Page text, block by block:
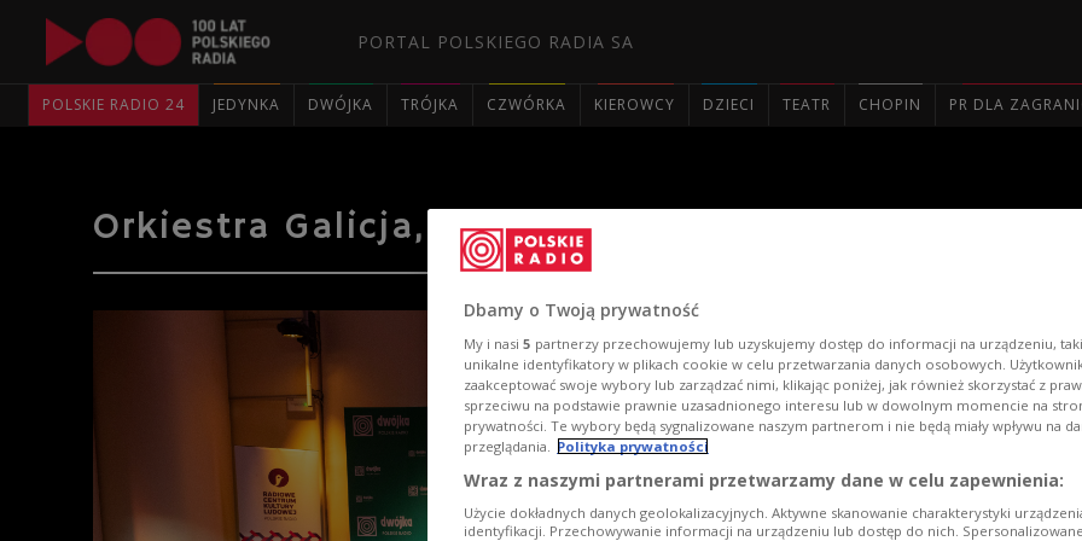
PORTAL POLSKIEGO RADIA SA
POLSKIE RADIO 24 JEDYNKA DWÓJKA TRÓJKA CZWÓRKA KIEROWCY DZIECI TEATR CHOPIN PR DLA
Orkiestra Galicja, "Drogi" i muzyka dawnych Karpat
Dbamy o Twoją prywatność
My i nasi 5 partnerzy przechowujemy lub uzyskujemy dostęp do informacji na urządzeniu,
unikalne identyfikatory w plikach cookie w celu przetwarzania danych osobowych.
zaakceptować swoje wybory lub zarządzać nimi, klikając poniżej, jak również skorzystać z
sprzeciwu na podstawie prawnie uzasadnionego interesu lub w dowolnym momencie na
prywatności. Te wybory będą sygnalizowane naszym partnerom i nie będą miały wpływu na
przeglądania. Polityka prywatności
Wraz z naszymi partnerami przetwarzamy dane w celu zapewnienia:
Użycie dokładnych danych geolokalizacyjnych. Aktywne skanowanie charakterystyki
identyfikacji. Przechowywanie informacji na urządzeniu lub dostęp do nich.